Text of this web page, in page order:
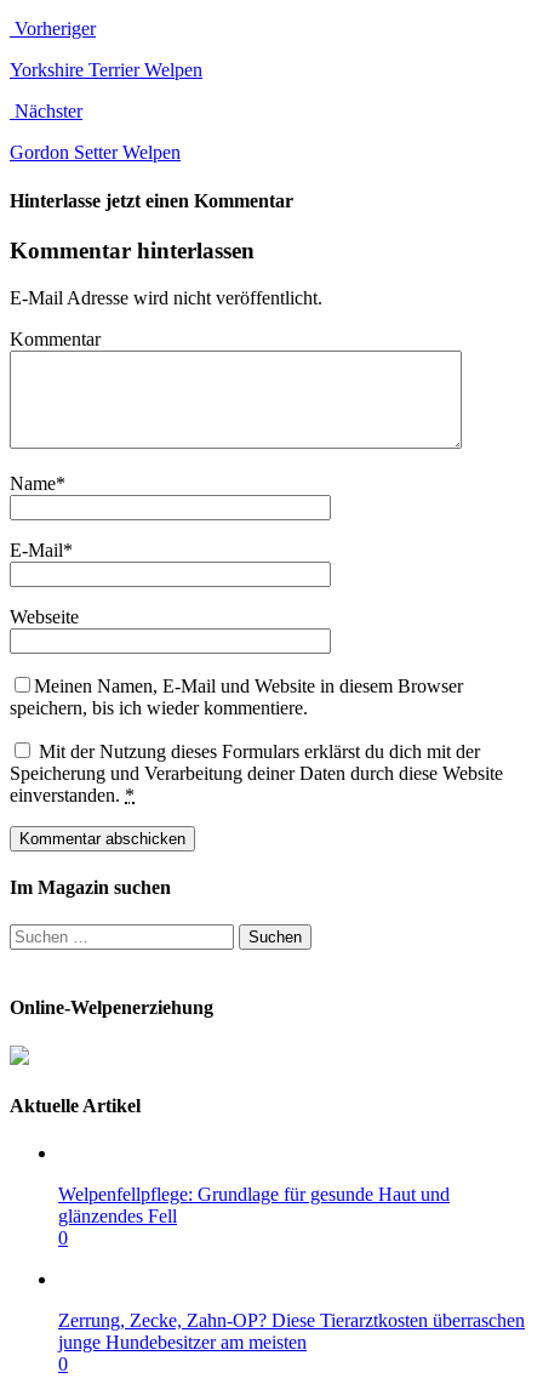
Vorheriger
Yorkshire Terrier Welpen
Nächster
Gordon Setter Welpen
Hinterlasse jetzt einen Kommentar
Kommentar hinterlassen
E-Mail Adresse wird nicht veröffentlicht.
Kommentar
Name*
E-Mail*
Webseite
Meinen Namen, E-Mail und Website in diesem Browser
speichern, bis ich wieder kommentiere.
Mit der Nutzung dieses Formulars erklärst du dich mit der
Speicherung und Verarbeitung deiner Daten durch diese Website
einverstanden. *
Im Magazin suchen
Suchen
nach:
Online-Welpenerziehung
Aktuelle Artikel
Welpenfellpflege: Grundlage für gesunde Haut und
glänzendes Fell
0
Zerrung, Zecke, Zahn-OP? Diese Tierarztkosten überraschen
junge Hundebesitzer am meisten
0